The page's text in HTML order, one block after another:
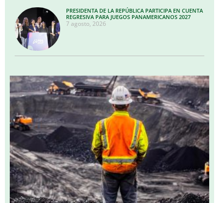
PRESIDENTA DE LA REPÚBLICA PARTICIPA EN CUENTA
REGRESIVA PARA JUEGOS PANAMERICANOS 2027
7 agosto, 2026